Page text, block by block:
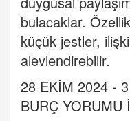
bulacaklar.
küçük jestler,
alevlendirebilir.
28 EKİM 2024 -
BURÇ YORUMU